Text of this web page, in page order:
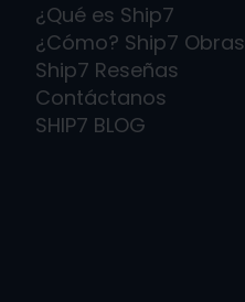
¿Qué es Ship7
¿Cómo? Ship7 Obras
Ship7 Reseñas
Contáctanos
SHIP7 BLOG